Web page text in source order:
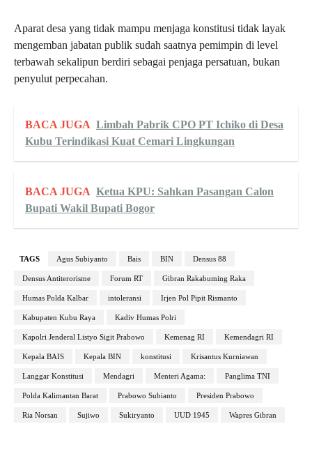
Aparat desa yang tidak mampu menjaga konstitusi tidak layak
mengemban jabatan publik sudah saatnya pemimpin di level
terbawah sekalipun berdiri sebagai penjaga persatuan, bukan
penyulut perpecahan.
BACA JUGA Limbah Pabrik CPO PT Ichiko di Desa
Kubu Terindikasi Kuat Cemari Lingkungan
BACA JUGA Ketua KPU: Sahkan Pasangan Calon
Bupati Wakil Bupati Bogor
TAGS Agus Subiyanto Bais BIN Densus 88
Densus Antiterorisme Forum RT Gibran Rakabuming Raka
Humas Polda Kalbar intoleransi Irjen Pol Pipit Rismanto
Kabupaten Kubu Raya Kadiv Humas Polri
Kapolri Jenderal Listyo Sigit Prabowo Kemenag RI Kemendagri RI
Kepala BAIS Kepala BIN konstitusi Krisantus Kurniawan
Langgar Konstitusi Mendagri Menteri Agama: Panglima TNI
Polda Kalimantan Barat Prabowo Subianto Presiden Prabowo
Ria Norsan Sujiwo Sukiryanto UUD 1945 Wapres Gibran